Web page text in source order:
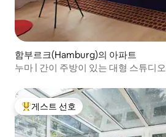
함부르크(Hamburg)의 아파트
누마 | 간이 주방이 있는 대형 스튜디오
상위 게스트 선호
게스트 선호